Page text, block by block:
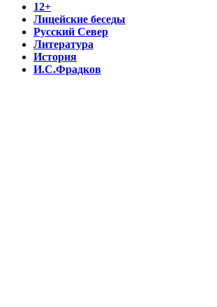
12+
Лицейские беседы
Русский Север
Литература
История
И.С.Фрадков